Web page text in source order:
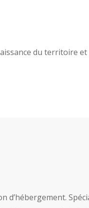
du territoire